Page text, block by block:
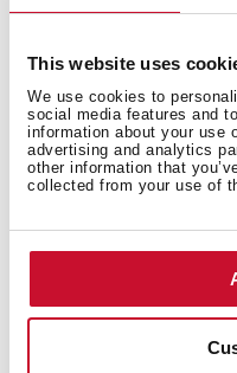
This website uses
We use cookies to
social media features and
information about your use
advertising and analytics
other information that
collected from your use of
Solución: Si el
tamaño adecuado, es
la placa de control. En
contactar con un
detallada del sistema
Configuración o modo
Algunas placas de
estar limitando la
de que la zona